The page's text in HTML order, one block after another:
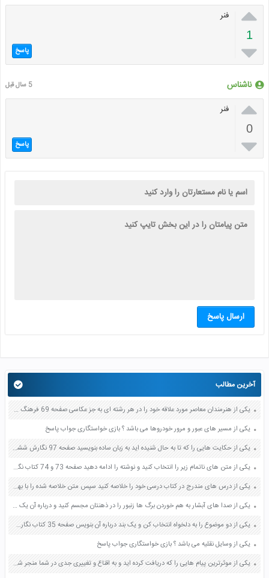

1

فنر
پاسخ
ناشناس 5 سال قبل

0

فنر
پاسخ
ارسال پاسخ
آخرین مطالب
یکی از هنرمندان معاصر مورد علاقه خود را در هر رشته ای به جز عکاسی صفحه 69 فرهنگ و هنر نهم
یکی از مسیر های عبور و مرور خودروها می باشد ؟ بازی خواستگاری جواب پاسخ
یکی از حکایت هایی را که تا به حال شنیده اید به زبان ساده بنویسید صفحه 97 نگارش ششم دبستان
یکی از متن های ناتمام زیر را انتخاب کنید و نوشته را ادامه دهید صفحه 73 و 74 کتاب نگارش فارسی پنجم دبستان
یکی از درس های مندرج در کتاب درسی خود را خلاصه کنید سپس متن خلاصه شده را با بهره گیری از روش های دسته بندی نمودار جدول نقشه مفهومی نشان دهید صفحه 118 نگارش یازدهم
یکی از صدا های آبشار به هم خوردن برگ ها زنبور را در ذهنتان مجسم کنید و درباره آن یک بند بنویسید صفحه 11 نگارش پنجم
یکی از دو موضوع را به دلخواه انتخاب کن و یک بند درباره آن بنویس صفحه 35 کتاب نگارش فارسی سوم
یکی از وسایل نقلیه می باشد ؟ بازی خواستگاری جواب پاسخ
یکی از موثرترین پیام هایی را که دریافت کرده اید و به اقناع و تغییری جدی در شما منجر شده است برسی کنید و علت این تاثیر گذاری قابل توجه را بنویسید صفحه 52 تفکر و سواد رسانه ای دهم